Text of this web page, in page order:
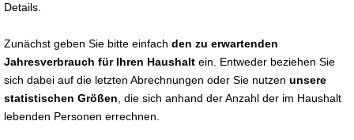
Details.
Zunächst geben Sie bitte einfach den zu erwartenden
Jahresverbrauch für Ihren Haushalt ein. Entweder beziehen Sie
sich dabei auf die letzten Abrechnungen oder Sie nutzen unsere
statistischen Größen , die sich anhand der Anzahl der im Haushalt
lebenden Personen errechnen.